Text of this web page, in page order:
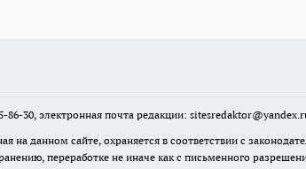
86-30, электронная почта редакции:
на данном сайте, охраняется в соответствии с
переработке не иначе как с письменного